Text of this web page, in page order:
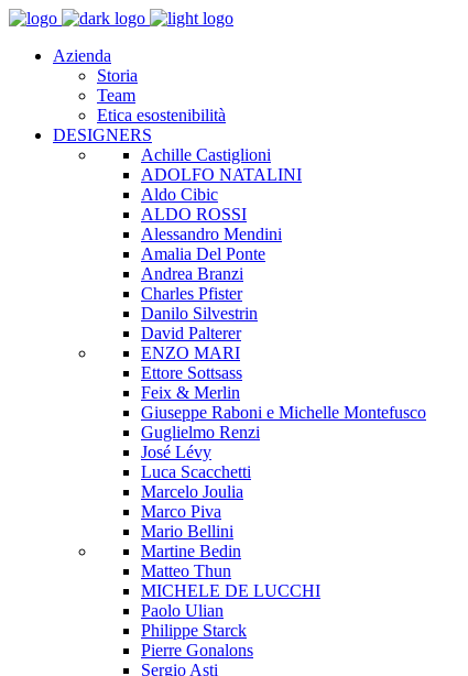
Azienda
Storia
Team
Etica esostenibilità
DESIGNERS
Achille Castiglioni
ADOLFO NATALINI
Aldo Cibic
ALDO ROSSI
Alessandro Mendini
Amalia Del Ponte
Andrea Branzi
Charles Pfister
Danilo Silvestrin
David Palterer
ENZO MARI
Ettore Sottsass
Feix & Merlin
Giuseppe Raboni e Michelle Montefusco
Guglielmo Renzi
José Lévy
Luca Scacchetti
Marcelo Joulia
Marco Piva
Mario Bellini
Martine Bedin
Matteo Thun
MICHELE DE LUCCHI
Paolo Ulian
Philippe Starck
Pierre Gonalons
Sergio Asti